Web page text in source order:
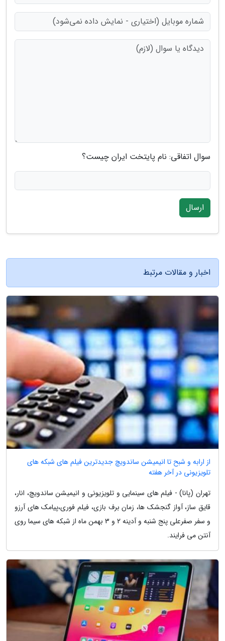
سوال اتفاقی: نام پایتخت ایران چیست؟
ارسال
اخبار و مقالات مرتبط
از ارابه و شبح تا انیمیشن ساندویچ جدیدترین فیلم های شبکه های
تلویزیونی در آخر هفته
تهران (پانا) - فیلم های سینمایی و تلویزیونی و انیمیشن ساندویچ، انار،
قایق ساز، آواز گنجشک ها، زمان برف بازی، فیلم فوری،پیامک های آرزو
و سفر صفرعلی پنج شنبه و آدینه 2 و 3 بهمن ماه از شبکه های سیما روی
آنتن می فرایند.